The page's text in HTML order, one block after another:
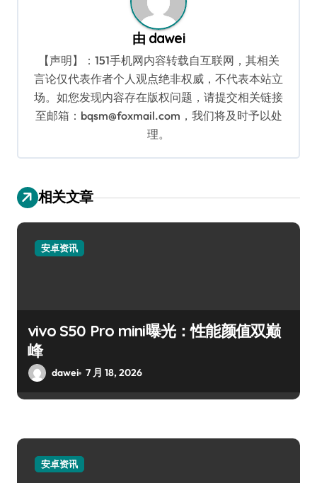
由 dawei
【声明】：151手机网内容转载自互联网，其相关
言论仅代表作者个人观点绝非权威，不代表本站立
场。如您发现内容存在版权问题，请提交相关链接
至邮箱：bqsm@foxmail.com，我们将及时予以处
理。
相关文章
安卓资讯
vivo S50 Pro mini曝光：性能颜值双巅
峰
dawei 7 月 18, 2026
安卓资讯